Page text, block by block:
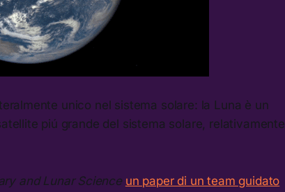
unico nel sistema solare: la Luna è un
piú grande del sistema solare, relativamente
and Lunar Science un paper di un team guidato